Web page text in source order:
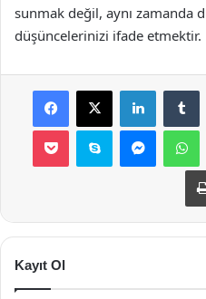
sunmak değil, aynı zamanda
düşüncelerinizi ifade etmektir.
Facebook
X LinkedIn
Pocket Skype
Kayıt Ol